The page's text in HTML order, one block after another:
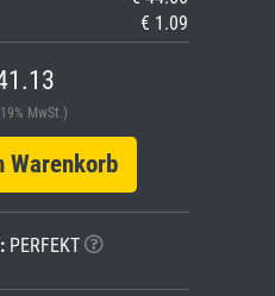
€ 1.09
MwSt.)
PERFEKT